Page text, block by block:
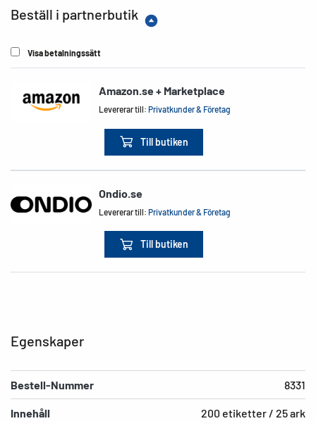
Beställ i partnerbutik
Visa betalningssätt
Amazon.se + Marketplace
Levererar till:Privatkunder & Företag
Till butiken
Ondio.se
Levererar till:Privatkunder & Företag
Till butiken
Egenskaper
Bestell-Nummer 8331
Innehåll 200 etiketter / 25 ark